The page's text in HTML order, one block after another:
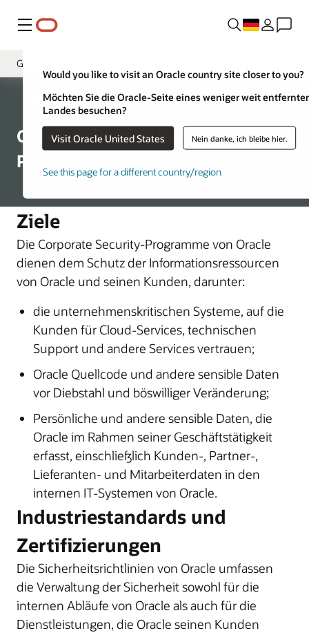
Menü
Would you like to visit an Oracle country site closer to you?
Möchten Sie die Oracle-Seite eines weniger weit
Landes besuchen?
Visit Oracle United States Nein danke, ich bleibe hier.
See this page for a different country/region
Governance
Oracle Product Security
Global Physical Security
Global Trade Compliance
Corporate Security Architecture
Business Assessment and Audit
Unternehmens-
Oracle Corporate Security
Program – Governance
Ziele
Die Corporate Security-Programme von Oracle
dienen dem Schutz der Informationsressourcen
von Oracle und seinen Kunden, darunter:
die unternehmenskritischen Systeme, auf die
Kunden für Cloud-Services, technischen
Support und andere Services vertrauen;
Oracle Quellcode und andere sensible Daten
vor Diebstahl und böswilliger Veränderung;
Persönliche und andere sensible Daten, die
Oracle im Rahmen seiner Geschäftstätigkeit
erfasst, einschließlich Kunden-, Partner-,
Lieferanten- und Mitarbeiterdaten in den
internen IT-Systemen von Oracle.
Industriestandards und
Zertifizierungen
Die Sicherheitsrichtlinien von Oracle umfassen
die Verwaltung der Sicherheit sowohl für die
internen Abläufe von Oracle als auch für die
Dienstleistungen, die Oracle seinen Kunden